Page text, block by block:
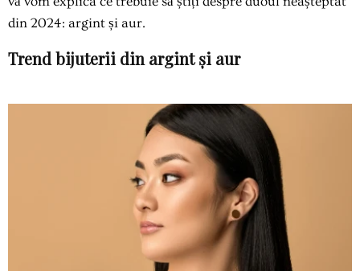
din 2024: argint și aur.
Trend bijuterii din argint și aur